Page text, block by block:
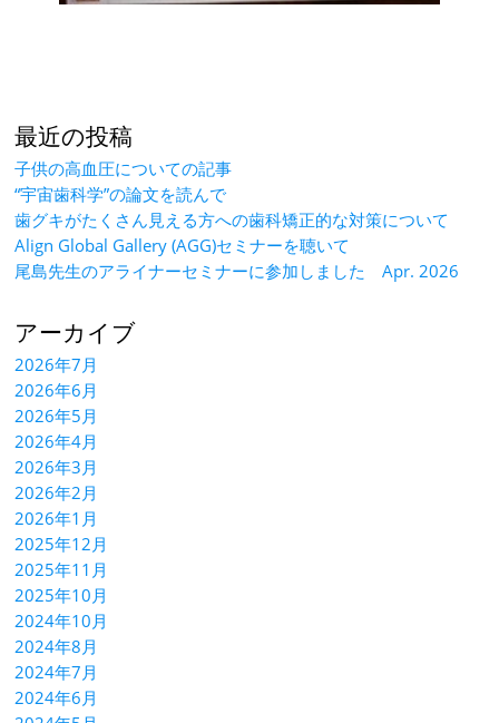
最近の投稿
子供の高血圧についての記事
“宇宙歯科学”の論文を読んで
歯グキがたくさん見える方への歯科矯正的な対策について
Align Global Gallery (AGG)セミナーを聴いて
尾島先生のアライナーセミナーに参加しました Apr. 2026
アーカイブ
2026年7月
2026年6月
2026年5月
2026年4月
2026年3月
2026年2月
2026年1月
2025年12月
2025年11月
2025年10月
2024年10月
2024年8月
2024年7月
2024年6月